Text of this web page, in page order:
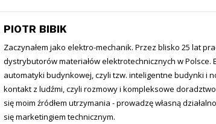
PIOTR BIBIK
Zaczynałem jako elektro-mechanik. Przez blisko 25 lat
dystrybutorów materiałów elektrotechnicznych w
automatyki budynkowej, czyli tzw. inteligentne budynki i
kontakt z ludźmi, czyli rozmowy i kompleksowe
się moim źródłem utrzymania - prowadzę własną
się marketingiem technicznym.